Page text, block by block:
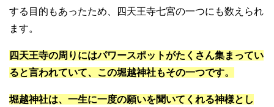
する目的もあったため、四天王寺七宮の一つにも数えられ
ます。
四天王寺の周りにはパワースポットがたくさん集まってい
ると言われていて、この堀越神社もその一つです。
堀越神社は、一生に一度の願いを聞いてくれる神様とし